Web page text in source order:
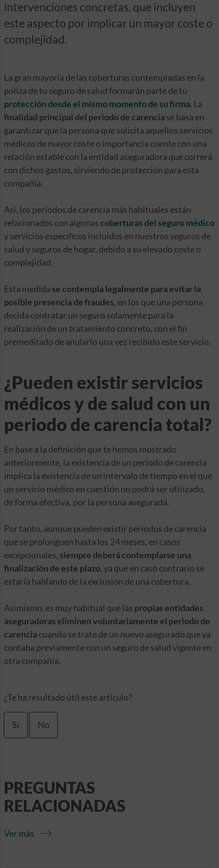
intervenciones concretas, que incluyen
este aspecto por implicar un mayor coste o
complejidad.
La gran mayoría de las coberturas contempladas en la
póliza de tu seguro de salud formarán parte de tu
protección desde el mismo momento de su firma. La
finalidad principal del periodo de carencia se basa en
garantizar que la persona que solicita aquellos servicios
médicos de mayor coste o importancia cuente con una
relación estable con la entidad aseguradora que correrá
con dichos gastos, sirviendo de protección para esta
compañía.
Así, los periodos de carencia más habituales están
relacionados con algunascoberturas del seguro médico
y servicios específicos incluidos en nuestros seguros de
salud y seguros de hogar, debido a su elevado coste o
complejidad.
Esta medida se contempla legalmente para evitar la
posible presencia de fraudes, en los que una persona
decida contratar un seguro solamente para la
realización de un tratamiento concreto, con el fin
premeditado de anularlo una vez recibido este servicio.
¿Pueden existir servicios
médicos y de salud con un
periodo de carencia total?
En base a la definición que te hemos mostrado
anteriormente, la existencia de un periodo de carencia
implica la existencia de un intervalo de tiempo en el que
un servicio médico en cuestión no podrá ser utilizado,
de forma efectiva, por la persona asegurada.
Por tanto, aunque pueden existir periodos de carencia
que se prolonguen hasta los 24 meses, en casos
excepcionales, siempre deberá contemplarse una
finalización de este plazo, ya que en caso contrario se
estaría hablando de la exclusión de una cobertura.
Asimismo, es muy habitual que las propias entidades
aseguradoras eliminen voluntariamente el periodo de
carencia cuando se trate de un nuevo asegurado que ya
contaba previamente con un seguro de salud vigente en
otra compañía.
¿Te ha resultado útil este artículo?
Sí No
PREGUNTAS
RELACIONADAS
Ver más